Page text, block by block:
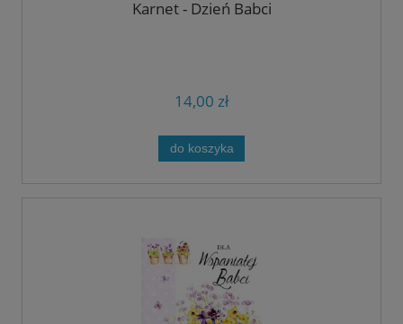
Karnet - Dzień Babci
14,00 zł
do koszyka